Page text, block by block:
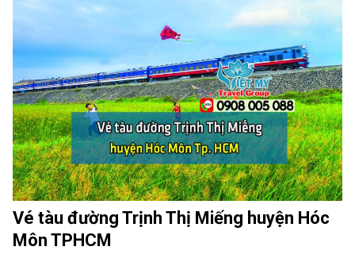
Vé tàu đường Trịnh Thị Miếng huyện Hóc
Môn TPHCM